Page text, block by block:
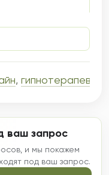
, гипнотерапевты
ваш запрос
и мы покажем
под ваш запрос.